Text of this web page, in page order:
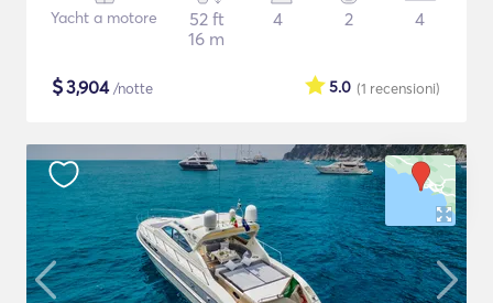
Yacht a motore
52 ft
16 m
4 2 4
$3,904/notte (1 recensioni)
5.0